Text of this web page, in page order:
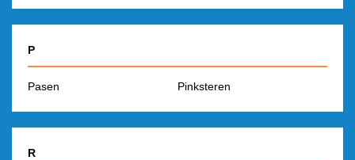
P
Pasen Pinksteren
R